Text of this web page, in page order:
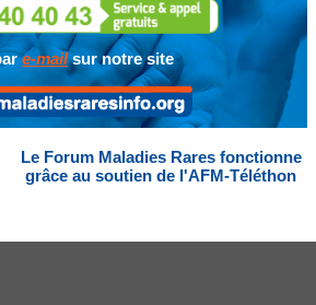
e-mailsur notre site
Le Forum Maladies Rares fonctionne
grâce au soutien de l'AFM-Téléthon